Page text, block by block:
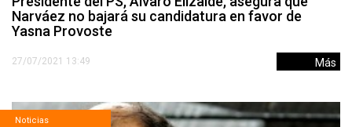
Narváez no bajará su candidatura en favor de
Yasna Provoste
27/07/2021 13:49 Más
Noticias